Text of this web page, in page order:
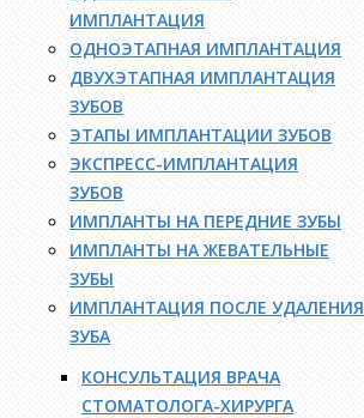
ИМПЛАНТАЦИЯ
ОДНОЭТАПНАЯ ИМПЛАНТАЦИЯ
ДВУХЭТАПНАЯ ИМПЛАНТАЦИЯ
ЗУБОВ
ЭТАПЫ ИМПЛАНТАЦИИ ЗУБОВ
ЭКСПРЕСС-ИМПЛАНТАЦИЯ
ЗУБОВ
ИМПЛАНТЫ НА ПЕРЕДНИЕ ЗУБЫ
ИМПЛАНТЫ НА ЖЕВАТЕЛЬНЫЕ
ЗУБЫ
ИМПЛАНТАЦИЯ ПОСЛЕ УДАЛЕНИЯ
ЗУБА
КОНСУЛЬТАЦИЯ ВРАЧА
СТОМАТОЛОГА-ХИРУРГА